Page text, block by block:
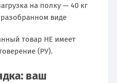
на полку — 40 кг
виде
товар НЕ имеет
(РУ).
ваш